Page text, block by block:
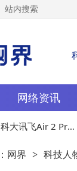
站内搜索
网络资讯
讯飞Air 2 Pro
测网界 > 科技人